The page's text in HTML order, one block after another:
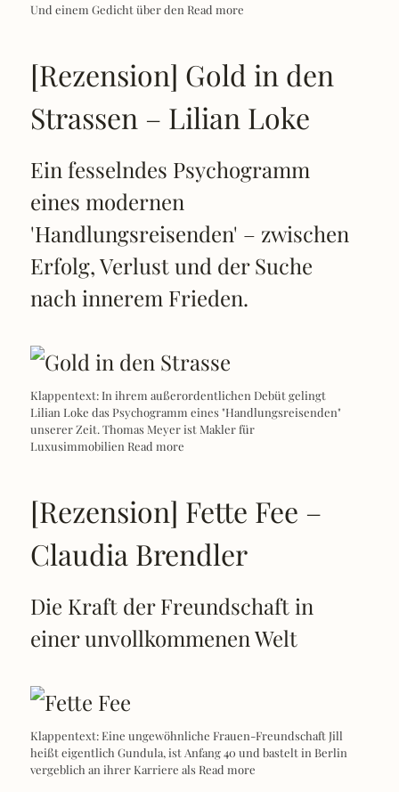
Und einem Gedicht über den Read more
[Rezension] Gold in den
Strassen – Lilian Loke
Ein fesselndes Psychogramm
eines modernen
'Handlungsreisenden' – zwischen
Erfolg, Verlust und der Suche
nach innerem Frieden.
Klappentext: In ihrem außerordentlichen Debüt gelingt
Lilian Loke das Psychogramm eines "Handlungsreisenden"
unserer Zeit. Thomas Meyer ist Makler für
Luxusimmobilien Read more
[Rezension] Fette Fee –
Claudia Brendler
Die Kraft der Freundschaft in
einer unvollkommenen Welt
Klappentext: Eine ungewöhnliche Frauen-Freundschaft Jill
heißt eigentlich Gundula, ist Anfang 40 und bastelt in Berlin
vergeblich an ihrer Karriere als Read more